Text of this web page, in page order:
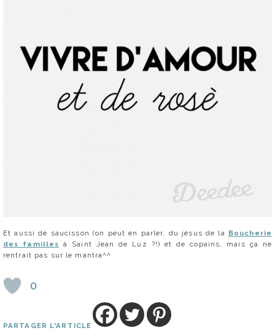
Et aussi de saucisson (on peut en parler, du jésus de la Boucherie
des familles à Saint Jean de Luz ?!) et de copains, mais ça ne
rentrait pas sur le mantra^^
0
PARTAGER L'ARTICLE